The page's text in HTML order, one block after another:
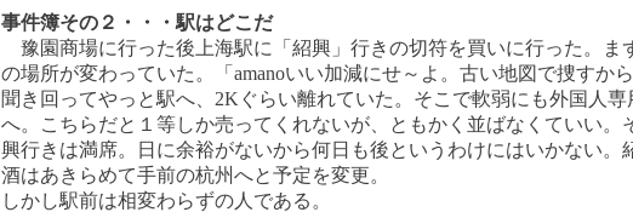
事件簿その２・・・駅はどこだ
豫園商場に行った後上海駅に「紹興」行きの切符を買いに行った。ま
の場所が変わっていた。「amanoいい加減にせ～よ。古い地図で捜すか
聞き回ってやっと駅へ、2Kぐらい離れていた。そこで軟弱にも外国人専
へ。こちらだと１等しか売ってくれないが、ともかく並ばなくていい。
興行きは満席。日に余裕がないから何日も後というわけにはいかない。
酒はあきらめて手前の杭州へと予定を変更。
しかし駅前は相変わらずの人である。